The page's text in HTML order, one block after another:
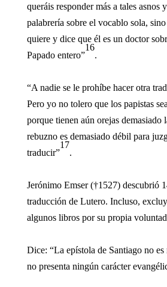
queráis responder más a tales asnos
palabrería sobre el vocablo sola,
quiere y dice que él es un doctor
Papado entero”
16
.
“A nadie se le prohíbe hacer otra
Pero yo no tolero que los papistas
porque tienen aún orejas demasiado
rebuzno es demasiado débil para
traducir”
17
.
Jerónimo Emser (†1527) descubrió
traducción de Lutero. Incluso,
algunos libros por su propia
Dice: “La epístola de Santiago no es
no presenta ningún carácter